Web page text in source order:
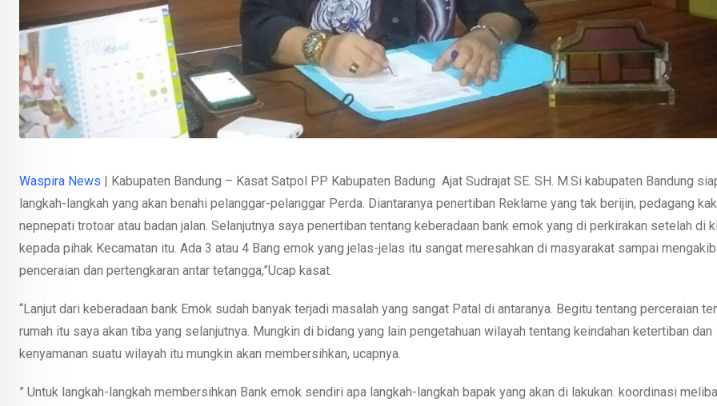
Waspira News | Kabupaten Bandung – Kasat Satpol PP Kabupaten Badung Ajat Sudrajat SE. SH. M.Si kabupaten Bandung
langkah-langkah yang akan benahi pelanggar-pelanggar Perda. Diantaranya penertiban Reklame yang tak berijin, pedagang
nepnepati trotoar atau badan jalan. Selanjutnya saya penertiban tentang keberadaan bank emok yang di perkirakan setelah di
kepada pihak Kecamatan itu. Ada 3 atau 4 Bang emok yang jelas-jelas itu sangat meresahkan di masyarakat sampai
penceraian dan pertengkaran antar tetangga,”Ucap kasat.
“Lanjut dari keberadaan bank Emok sudah banyak terjadi masalah yang sangat Patal di antaranya. Begitu tentang perceraian
rumah itu saya akan tiba yang selanjutnya. Mungkin di bidang yang lain pengetahuan wilayah tentang keindahan ketertiban dan
kenyamanan suatu wilayah itu mungkin akan membersihkan, ucapnya.
” Untuk langkah-langkah membersihkan Bank emok sendiri apa langkah-langkah bapak yang akan di lakukan. koordinasi